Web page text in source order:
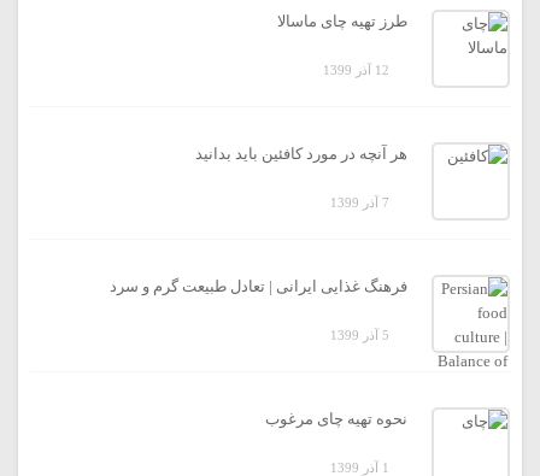
طرز تهیه چای ماسالا
12 آذر 1399
هر آنچه در مورد کافئین باید بدانید
7 آذر 1399
فرهنگ غذایی ایرانی | تعادل طبیعت گرم و سرد
5 آذر 1399
نحوه تهیه چای مرغوب
1 آذر 1399